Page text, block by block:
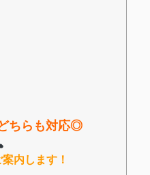
ちらも対応◎
内します！